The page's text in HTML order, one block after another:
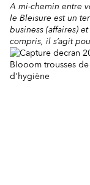
A mi-chemin entre
le Bleisure est un
business (affaires)
compris, il s’agit
prolonger un séjour
pour profiter des
découverte de la